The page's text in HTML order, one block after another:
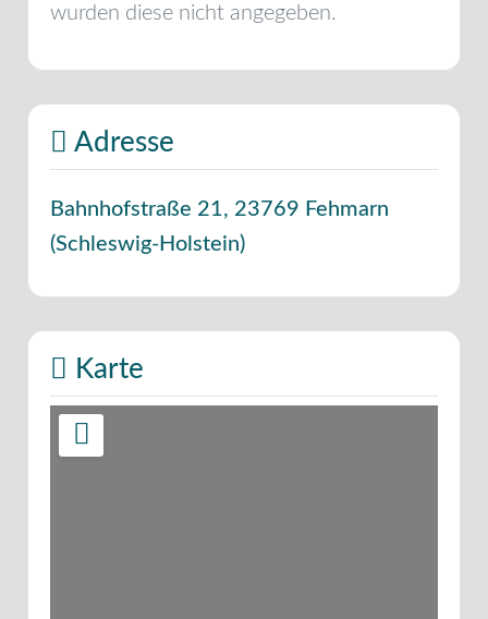
wurden diese nicht angegeben.
Adresse
Bahnhofstraße 21, 23769 Fehmarn
(Schleswig-Holstein)
Karte